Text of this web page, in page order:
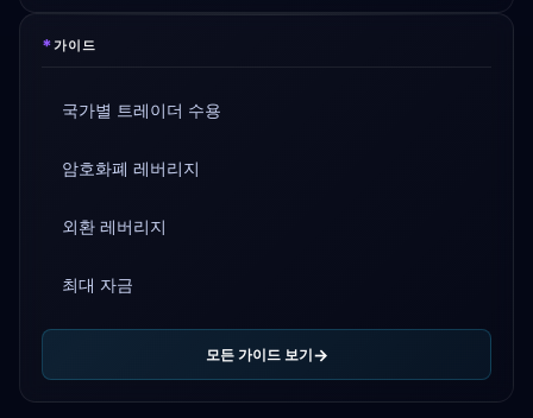
*가이드
국가별 트레이더 수용
암호화폐 레버리지
외환 레버리지
최대 자금
모든 가이드 보기